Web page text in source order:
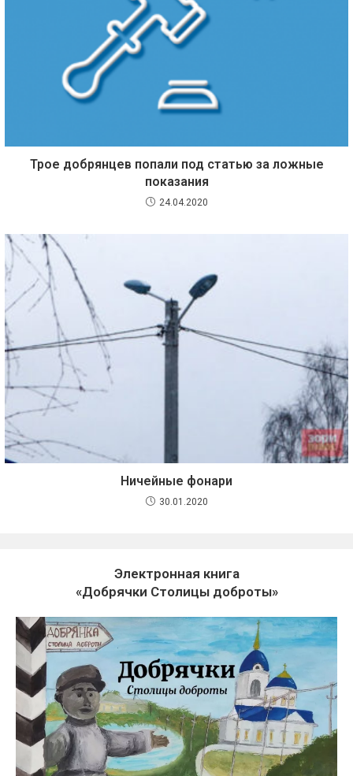
Трое добрянцев попали под статью за ложные
показания
24.04.2020
Ничейные фонари
30.01.2020
Электронная книга
«Добрячки Столицы доброты»